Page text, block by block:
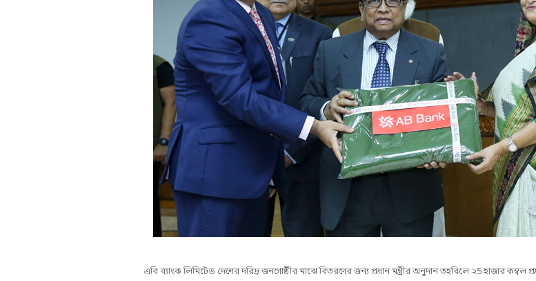
এবি ব্যাংক লিমিটেড দেশের দরিদ্র জনগোষ্ঠীর মাঝে বিতরণের জন্য প্রধান মন্ত্রীর অনুদান তহবিলে ২5 হাজার কম্বল